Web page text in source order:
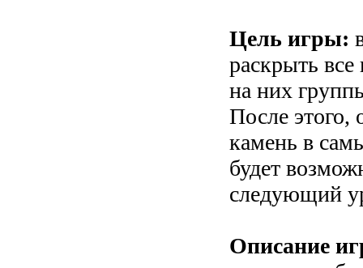
Цель игры:
раскрыть
на них
После этого,
камень в
будет
следующий
Описание